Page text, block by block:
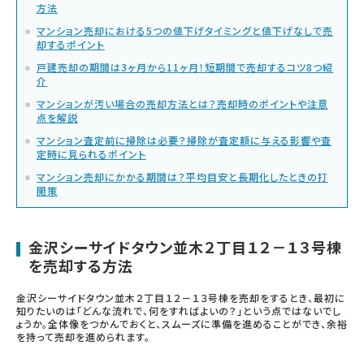
方法
マンション売却における5つの値下げタイミングと値下げなしで売
却するポイント
戸建売却の期間は3ヶ月から11ヶ月！短期間で売却するコツ8つ紹
介
マンションが汚い場合の売却方法とは？売却時のポイントや注意
点を解説
マンション査定前に掃除は必要？掃除が査定額に与える影響や査
定時に見られるポイント
マンション売却にかかる期間は？平均目安と長期化したときの打
開策
金沢シーサイドタウン並木２丁目１２－１３号棟
を売却する方法
金沢シーサイドタウン並木２丁目１２－１３号棟を売却をするとき、最初に
知りたいのは「どんな流れで、何をすればよいの？」という点ではないでし
ょうか。全体像をつかんでおくと、スムーズに準備を進めることができ、余裕
を持って売却を進められます。